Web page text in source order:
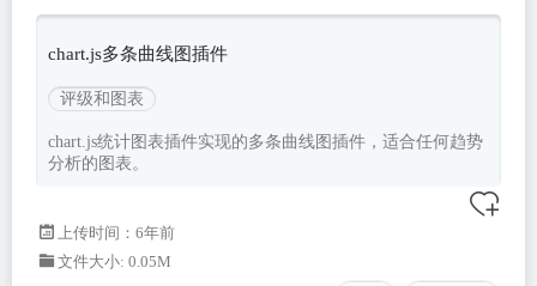
chart.js多条曲线图插件
评级和图表
chart.js统计图表插件实现的多条曲线图插件，适合任何趋势
分析的图表。
上传时间：6年前
文件大小: 0.05M